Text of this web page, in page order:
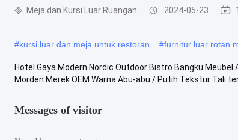
Meja dan Kursi Luar Ruangan 2024-05-23
#kursi luar dan meja untuk restoran #furnitur luar rotan
Hotel Gaya Modern Nordic Outdoor Bistro Bangku
Morden Merek OEM Warna Abu-abu / Putih Tekstur Tali
Messages of visitor